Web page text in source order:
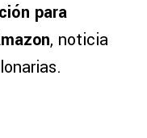
para
, noticia